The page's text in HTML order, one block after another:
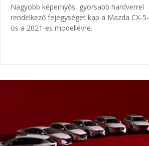
Nagyobb képernyős, gyorsabb hardverrel
rendelkező fejegységet kap a Mazda CX-5-
ös a 2021-es modellévre.